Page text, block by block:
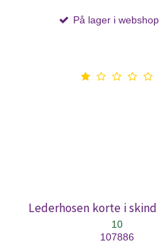
På lager i
Lederhosen korte i
10
107886